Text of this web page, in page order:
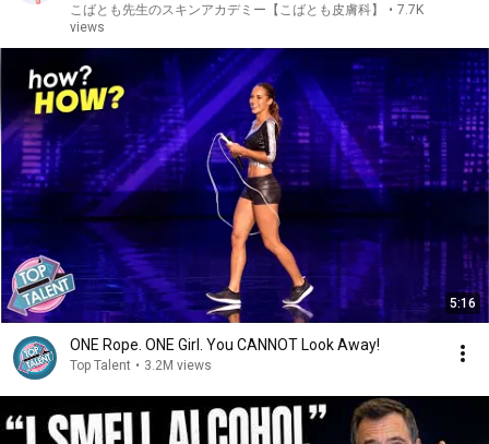
こばとも先生のスキンアカデミー【こばとも皮膚科】 • 7.7K
views
5:16
ONE Rope. ONE Girl. You CANNOT Look Away!
Top Talent • 3.2M views